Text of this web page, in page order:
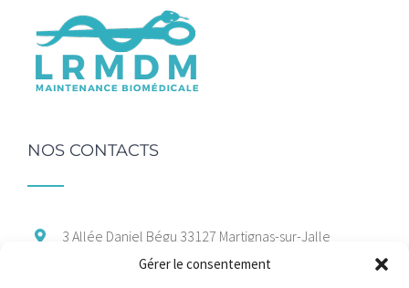
Gérer le consentement
NOS CONTACTS
3 Allée Daniel Bégu 33127 Martignas-sur-Jalle
06 47 66 37 88